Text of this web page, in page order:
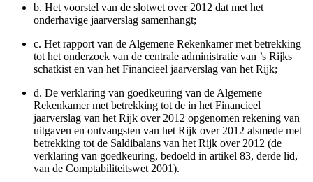
b. Het voorstel van de slotwet over 2012 dat met het
onderhavige jaarverslag samenhangt;
c. Het rapport van de Algemene Rekenkamer met betrekking
tot het onderzoek van de centrale administratie van ’s Rijks
schatkist en van het Financieel jaarverslag van het Rijk;
d. De verklaring van goedkeuring van de Algemene
Rekenkamer met betrekking tot de in het Financieel
jaarverslag van het Rijk over 2012 opgenomen rekening van
uitgaven en ontvangsten van het Rijk over 2012 alsmede met
betrekking tot de Saldibalans van het Rijk over 2012 (de
verklaring van goedkeuring, bedoeld in artikel 83, derde lid,
van de Comptabiliteitswet 2001).